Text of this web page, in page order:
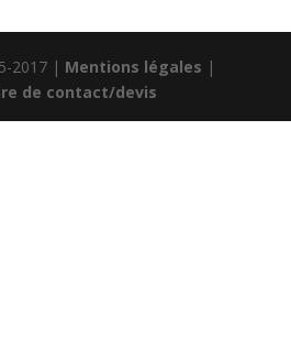
2017 | Mentions légales |
de contact/devis